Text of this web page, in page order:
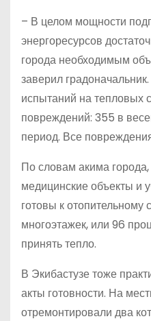
– В целом мощности
энергоресурсов
города необходимым
заверил
испытаний на тепловых
повреждений: 355 в
период. Все
По словам акима
медицинские объекты и
готовы к отопительному
многоэтажек, или 96
принять тепло.
В Экибастузе тоже
акты готовности. На
отремонтировали два